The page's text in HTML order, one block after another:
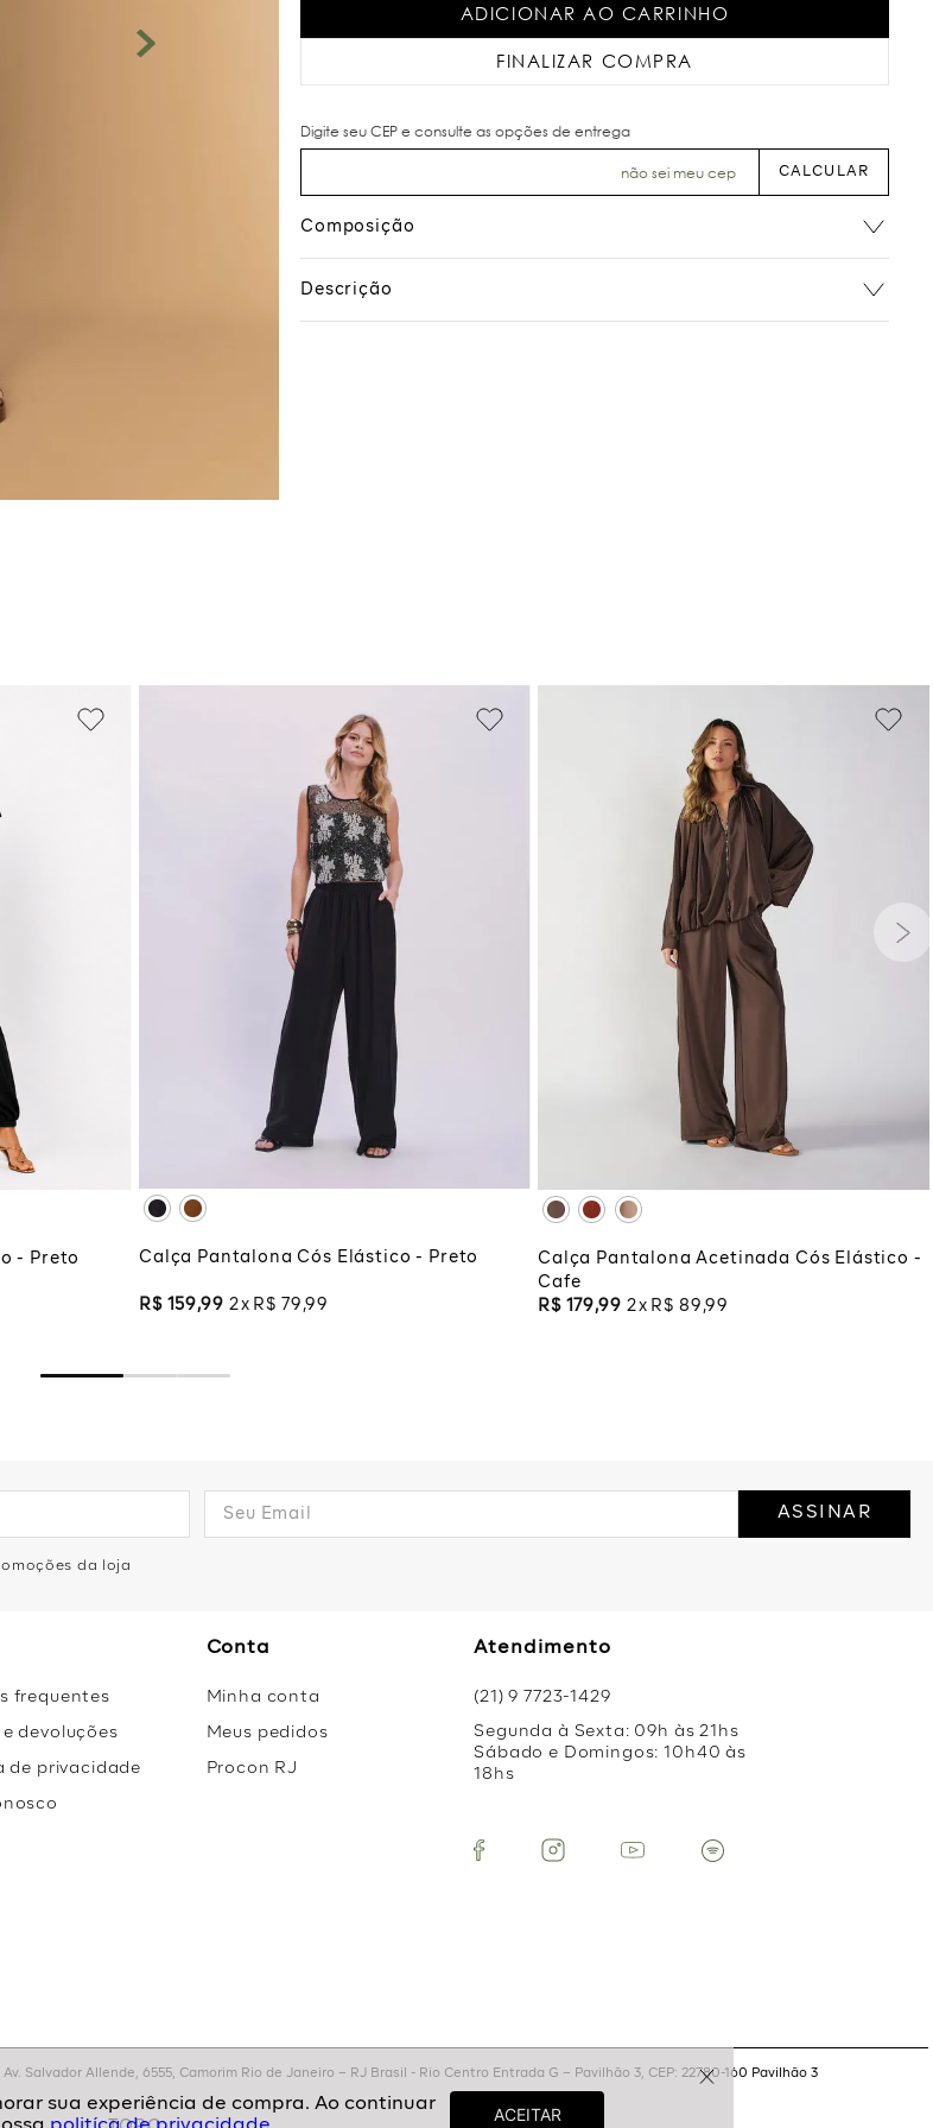
ADICIONAR AO CARRINHO
FINALIZAR COMPRA
não sei meu cep
Composição
Descrição
G
- Preto
G
M
XGG
ADICIONAR À SACOLA
Calça Pantalona Cós Elástico - Preto
R$ 159,99 2 R$ 79 ,99
M
ADICIONAR À SACOLA
Calça Pantalona Acetinada Cós Elástico -
Cafe
R$ 179,99 2 R$ 89 ,99
da loja
ASSINAR
frequentes
e devoluções
de privacidade
Conta
Minha conta
Meus pedidos
Procon RJ
Atendimento
(21) 9 7723-1429
Segunda à Sexta: 09h às 21hs
Sábado e Domingos: 10h40 às
18hs
Salvador Allende, 6555, Camorim Rio de Janeiro – RJ Brasil - Rio Centro Entrada G – Pavilhão 3, CEP: 22780-160 Pavilhão 3